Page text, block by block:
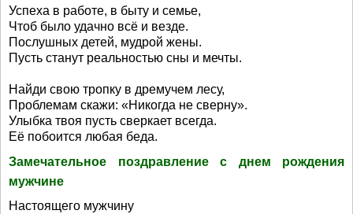
Успеха в работе, в быту и семье,
Чтоб было удачно всё и везде.
Послушных детей, мудрой жены.
Пусть станут реальностью сны и мечты.
Найди свою тропку в дремучем лесу,
Проблемам скажи: «Никогда не сверну».
Улыбка твоя пусть сверкает всегда.
Её побоится любая беда.
Замечательное поздравление с днем рождения
мужчине
Настоящего мужчину